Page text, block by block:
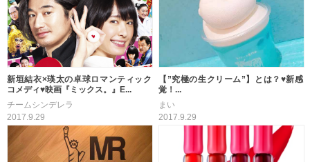
新垣結衣×瑛太の卓球ロマンティック
コメディ♥映画『ミックス。』E...
チームシンデレラ
2017.9.29
【”究極の生クリーム”】とは？♥新感
覚！...
まい
2017.9.29